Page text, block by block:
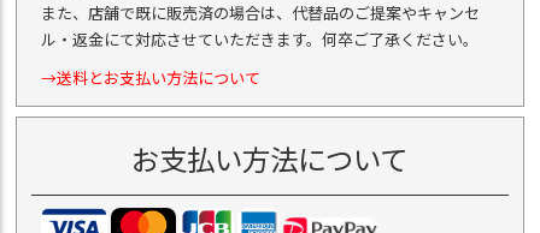
また、店舗で既に販売済の場合は、代替品のご提案やキャンセ
ル・返金にて対応させていただきます。何卒ご了承ください。
→送料とお支払い方法について
お支払い方法について